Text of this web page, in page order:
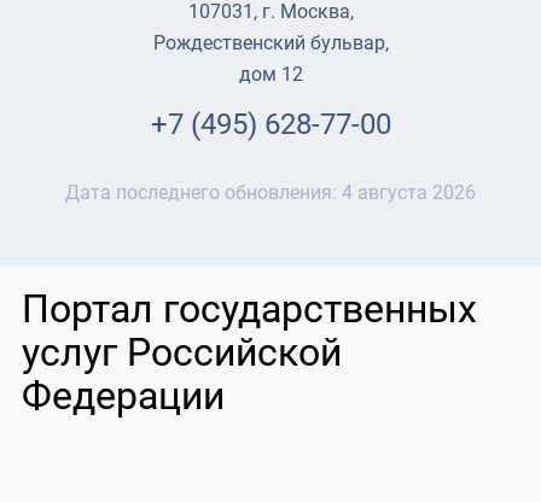
107031, г. Москва,
Рождественский бульвар,
дом 12
+7 (495) 628-77-00
Дата последнего обновления: 4 августа 2026
Портал государственных
услуг Российской
Федерации